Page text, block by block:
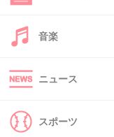
にモテたことも
不登校だった。
にも会わず若い
音楽
ニュース
スポーツ